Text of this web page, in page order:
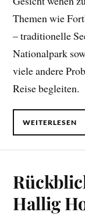
Themen wie
– traditionelle
Nationalpark
viele andere
Reise begleiten.
WEITERLESEN
Hallig